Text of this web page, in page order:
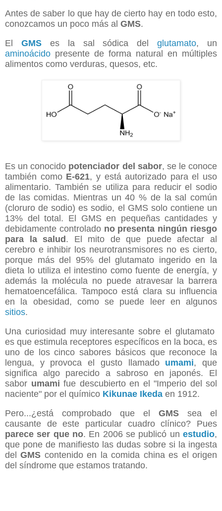
Antes de saber lo que hay de cierto hay en todo esto,
conozcamos un poco más al GMS.
El GMSes la sal sódica delglutamato, un
aminoácido presente de forma natural en múltiples
alimentos como verduras, quesos, etc.
Es un conocido potenciador del sabor, se le conoce
también como E-621, y está autorizado para el uso
alimentario. También se utiliza para reducir el sodio
de las comidas. Mientras un 40 % de la sal común
(cloruro de sodio) es sodio, el GMS solo contiene un
13% del total. El GMS en pequeñas cantidades y
debidamente controlado no presenta ningún riesgo
para la salud . El mito de que puede afectar al
cerebro e inhibir los neurotransmisores no es cierto,
porque más del 95% del glutamato ingerido en la
dieta lo utiliza el intestino como fuente de energía, y
además la molécula no puede atravesar la barrera
hematoencefálica. Tampoco está clara su influencia
en la obesidad, como se puede leer en algunos
sitios.
Una curiosidad muy interesante sobre el glutamato
es que estimula receptores específicos en la boca, es
uno de los cinco sabores básicos que reconoce la
lengua, y provoca el gusto llamado umami, que
significa algo parecido a sabroso en japonés. El
sabor umami fue descubierto en el "Imperio del sol
naciente" por el químico Kikunae Ikeda en 1912.
Pero...¿está comprobado que el GMS sea el
causante de este particular cuadro clínico? Pues
parece ser que no. En 2006 se publicó un estudio,
que pone de manifiesto las dudas sobre si la ingesta
delGMS contenido en la comida china es el origen
del síndrome que estamos tratando.